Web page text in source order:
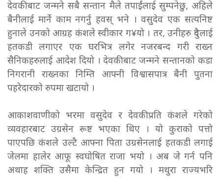
देवकीबाट जन्मने सबै सन्तान मैले तपाईंलाई सुम्पनेछु, अहिले
बैनीलाई मार्ने काम नगर्नु हवस् भने । वसुदेव एक सत्यनिष्ट
हुनाले उनको आग्रह कंशले स्वीकार ग¥यो । तर, उनीहरु दुवैलाई
हतकडी लगाएर एक घरभित्र लगेर नजरबन्द गरी राख्न
सैनिकहरुलाई आदेश दियो । देवकीबाट जन्मने सन्तानको कडा
निगरानी राख्नका निम्ति आफ्नी विश्वासपात्र बैनी पुतना
पहरेदारको रुपमा खटायो ।
आकाशवाणीको भरमा वसुदेव र देवकीप्रति कंशले गरेको
व्यवहारबाट उग्रसेन रूष्ट भएका थिए । यो कुराको पत्तो
पाएपछि कंशले उल्टै आफ्ना पिता उग्रसेनलाई हतकडी लगाई
जेलमा हालेर आफू स्वघोषित राजा भयो । अब जे गर्न पनि
अथाह शक्ति उसैमा केन्द्रित हुन गयो । मथुरा राज्यभरि